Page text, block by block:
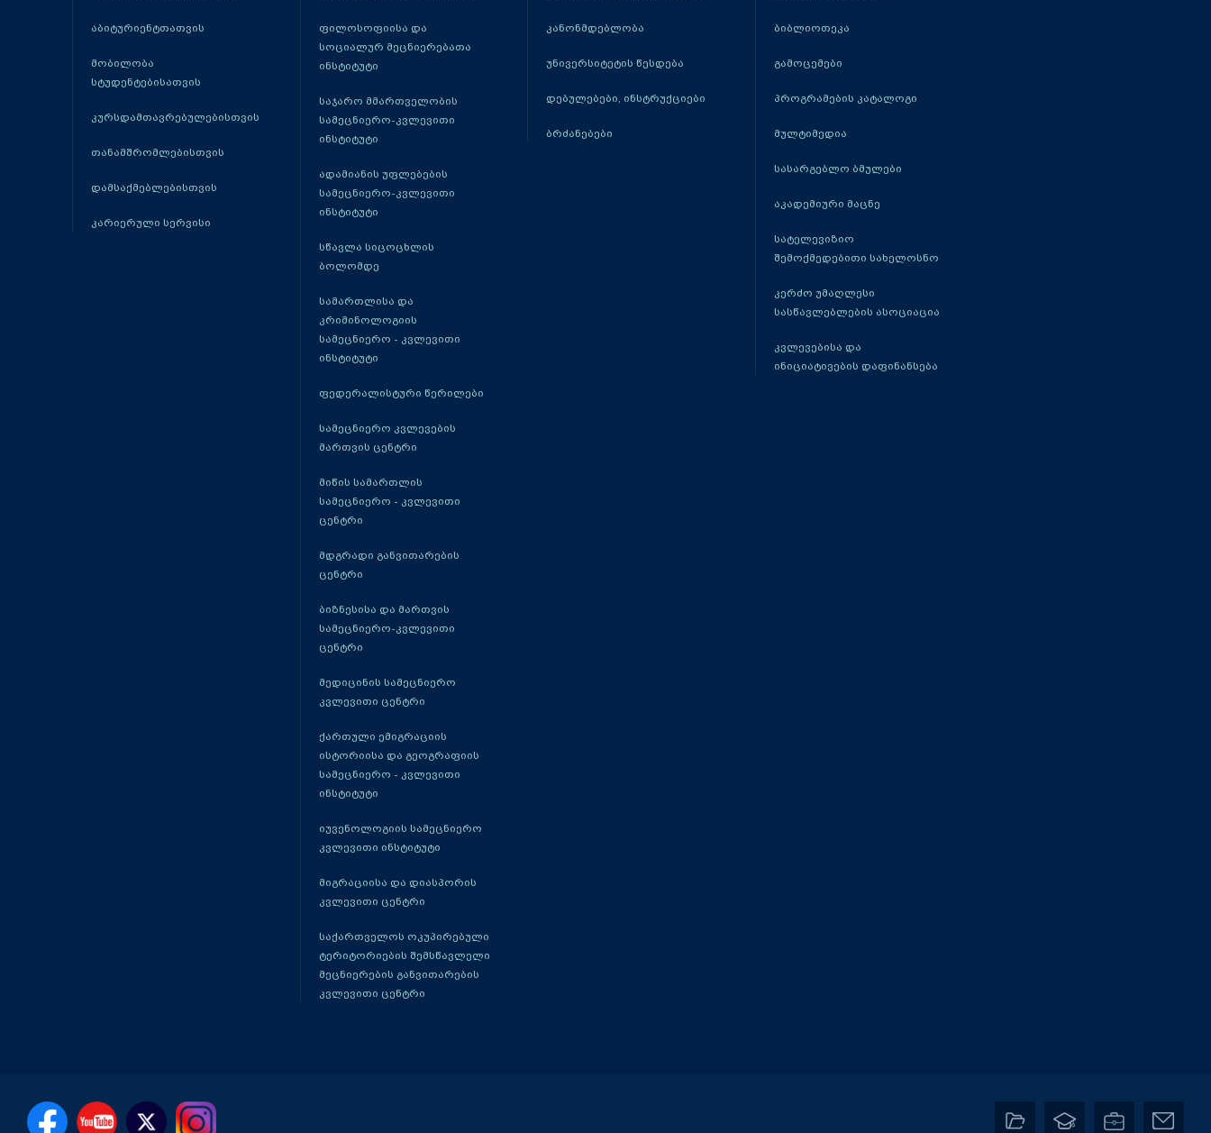
აბიტურიენტთათვის
მობილობა
სტუდენტებისათვის
კურსდამთავრებულებისთვის
თანამშრომლებისთვის
დამსაქმებლებისთვის
კარიერული სერვისი
ფილოსოფიისა და
სოციალურ მეცნიერებათა
ინსტიტუტი
საჯარო მმართველობის
სამეცნიერო-კვლევითი
ინსტიტუტი
ადამიანის უფლებების
სამეცნიერო-კვლევითი
ინსტიტუტი
სწავლა სიცოცხლის
ბოლომდე
სამართლისა და
კრიმინოლოგიის
სამეცნიერო - კვლევითი
ინსტიტუტი
ფედერალისტური წერილები
სამეცნიერო კვლევების
მართვის ცენტრი
მიწის სამართლის
სამეცნიერო - კვლევითი
ცენტრი
მდგრადი განვითარების
ცენტრი
ბიზნესისა და მართვის
სამეცნიერო-კვლევითი
ცენტრი
მედიცინის სამეცნიერო
კვლევითი ცენტრი
ქართული ემიგრაციის
ისტორიისა და გეოგრაფიის
სამეცნიერო - კვლევითი
ინსტიტუტი
იუვენოლოგიის სამეცნიერო
კვლევითი ინსტიტუტი
მიგრაციისა და დიასპორის
კვლევითი ცენტრი
საქართველოს ოკუპირებული
ტერიტორიების შემსწავლელი
მეცნიერების განვითარების
კვლევითი ცენტრი
კანონმდებლობა
უნივერსიტეტის წესდება
დებულებები, ინსტრუქციები
ბრძანებები
ბიბლიოთეკა
გამოცემები
პროგრამების კატალოგი
მულტიმედია
სასარგებლო ბმულები
აკადემიური მაცნე
სატელევიზიო
შემოქმედებითი სახელოსნო
კერძო უმაღლესი
სასწავლებლების ასოციაცია
კვლევებისა და
ინიციატივების დაფინანსება